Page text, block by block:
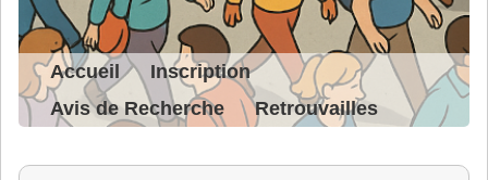
Accueil
Inscription
Avis de Recherche
Retrouvailles